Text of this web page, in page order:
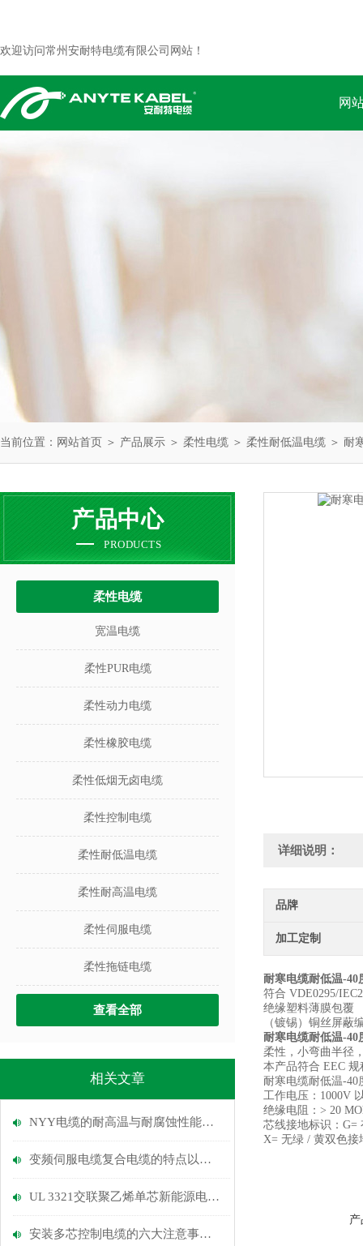
欢迎访问常州安耐特电缆有限公司网站！
网
当前位置： 网站首页 ＞ 产品展示 ＞ 柔性电缆 ＞ 柔性耐低温电缆 ＞ 耐
产品中心
PRODUCTS
柔性电缆
宽温电缆
柔性PUR电缆
柔性动力电缆
柔性橡胶电缆
柔性低烟无卤电缆
柔性控制电缆
柔性耐低温电缆
柔性耐高温电缆
柔性伺服电缆
柔性拖链电缆
查看全部
相关文章
NYY电缆的耐高温与耐腐蚀性能优势
变频伺服电缆复合电缆的特点以及性能
UL 3321交联聚乙烯单芯新能源电缆的电气性能与安全性分析
安装多芯控制电缆的六大注意事项说明
详细说明：
品牌
加工定制
耐寒电缆耐低温-
符合 VDE0295/
绝缘塑料薄膜包覆
（镀锡）铜丝屏蔽
耐寒电缆耐低温-
柔性，小弯曲半径
本产品符合 EEC
耐寒电缆耐低温-
工作电压：1000V
绝缘电阻：> 20
芯线接地标识：G=
X= 无绿 / 黄双色接